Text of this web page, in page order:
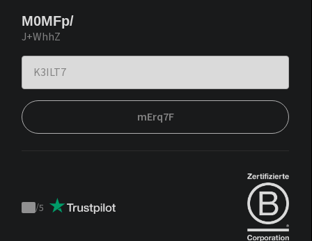
M0MFp/
J+WhhZ
mErq7F
Trustpilot
/5